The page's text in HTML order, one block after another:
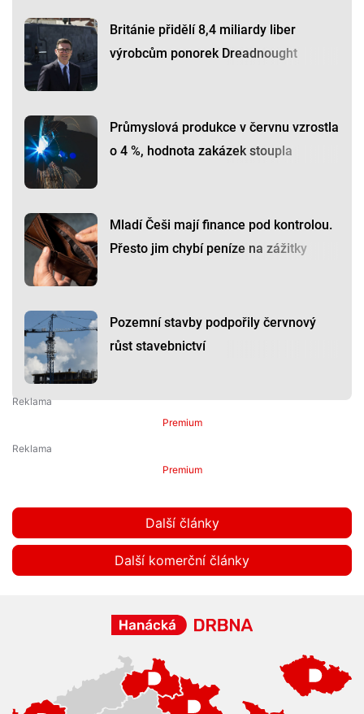
Británie přidělí 8,4 miliardy liber
výrobcům ponorek Dreadnought
Průmyslová produkce v červnu vzrostla
o 4 %, hodnota zakázek stoupla
Mladí Češi mají finance pod kontrolou.
Přesto jim chybí peníze na zážitky
Pozemní stavby podpořily červnový
růst stavebnictví
Premium
Premium
Další články
Další komerční články